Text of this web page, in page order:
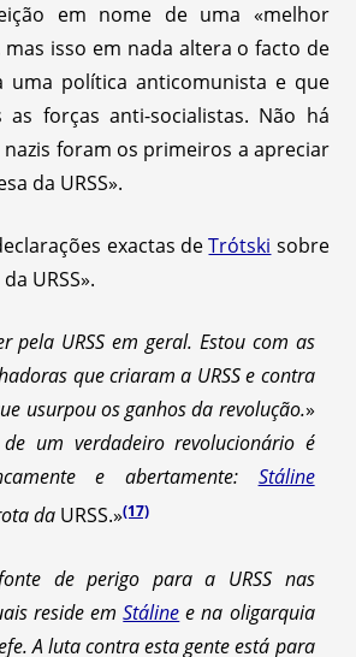
em nome de uma «melhor
mas isso em nada altera o facto de
uma política anticomunista e que
as forças anti-socialistas. Não há
foram os primeiros a apreciar
da URSS».
exactas deTrótski sobre
URSS».
pela URSS em geral. Estou com as
que criaram a URSS e contra
usurpou os ganhos da revolução.»
de um verdadeiro revolucionário é
e abertamente: Stáline
daURSS.»(17)
de perigo para a URSS nas
reside emStáline e na oligarquia
A luta contra esta gente está para